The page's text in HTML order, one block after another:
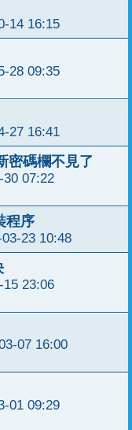
14 16:15
28 09:35
27 16:41
密碼欄不見了
30 07:22
程序
23 10:48
15 23:06
07 16:00
01 09:29